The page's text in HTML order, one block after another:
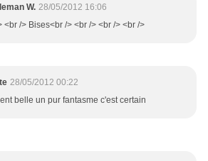
W. 28/05/2012 16:06
<br /> Bises<br /> <br /> <br /> <br />
28/05/2012 00:22
belle un pur fantasme c'est certain